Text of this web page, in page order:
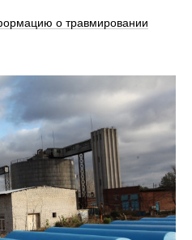
о травмировании